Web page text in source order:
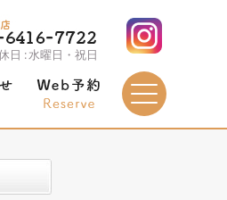
日 : 水曜日・祝日